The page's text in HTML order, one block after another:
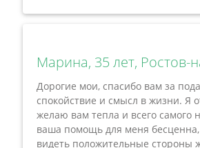
Марина, 35 лет, Ростов-
Дорогие мои, спасибо вам за
спокойствие и смысл в жизни. Я
желаю вам тепла и всего самого
ваша помощь для меня
видеть положительные стороны